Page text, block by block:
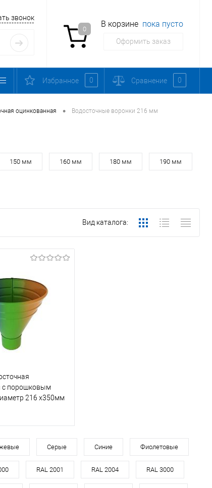
звонок
0
В корзине пока пусто
Оформить заказ
Избранное 0 Сравнение 0
оцинкованная • Водосточные воронки 216 мм
150 мм 160 мм 180 мм 190 мм
Вид каталога:
c порошковым
216 х350мм
216
сталь с
порошковым
покрытием
Серые Синие Фиолетовые
RAL 2001 RAL 2004 RAL 3000